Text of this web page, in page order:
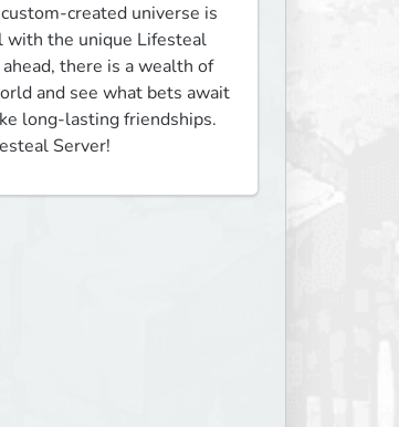
created universe is
the unique Lifesteal
there is a wealth of
and see what bets await
long-lasting friendships.
Server!